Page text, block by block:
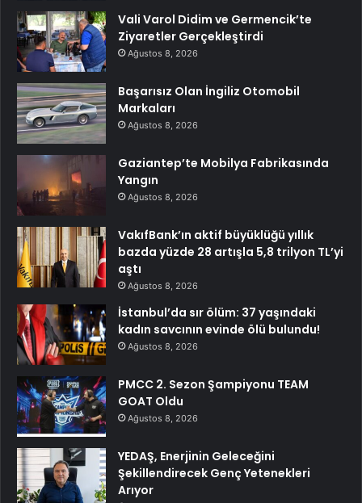
Vali Varol Didim ve Germencik’te
Ziyaretler Gerçekleştirdi
Ağustos 8, 2026
Başarısız Olan İngiliz Otomobil
Markaları
Ağustos 8, 2026
Gaziantep’te Mobilya Fabrikasında
Yangın
Ağustos 8, 2026
VakıfBank’ın aktif büyüklüğü yıllık
bazda yüzde 28 artışla 5,8 trilyon TL’yi
aştı
Ağustos 8, 2026
İstanbul’da sır ölüm: 37 yaşındaki
kadın savcının evinde ölü bulundu!
Ağustos 8, 2026
PMCC 2. Sezon Şampiyonu TEAM
GOAT Oldu
Ağustos 8, 2026
YEDAŞ, Enerjinin Geleceğini
Şekillendirecek Genç Yetenekleri
Arıyor